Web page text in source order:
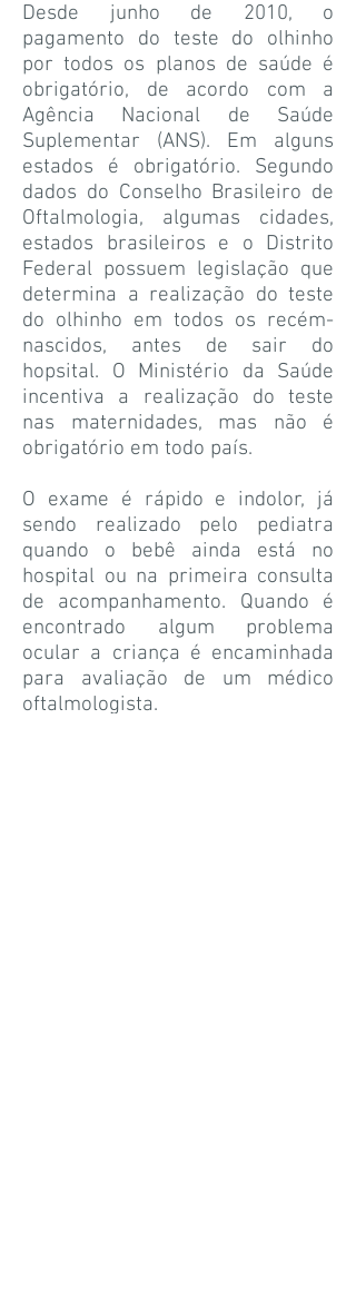
Desde junho de 2010, o
pagamento do teste do olhinho
por todos os planos de saúde é
obrigatório, de acordo com a
Agência Nacional de Saúde
Suplementar (ANS). Em alguns
estados é obrigatório. Segundo
dados do Conselho Brasileiro de
Oftalmologia, algumas cidades,
estados brasileiros e o Distrito
Federal possuem legislação que
determina a realização do teste
do olhinho em todos os recém-
nascidos, antes de sair do
hopsital. O Ministério da Saúde
incentiva a realização do teste
nas maternidades, mas não é
obrigatório em todo país.
O exame é rápido e indolor, já
sendo realizado pelo pediatra
quando o bebê ainda está no
hospital ou na primeira consulta
de acompanhamento. Quando é
encontrado algum problema
ocular a criança é encaminhada
para avaliação de um médico
oftalmologista.